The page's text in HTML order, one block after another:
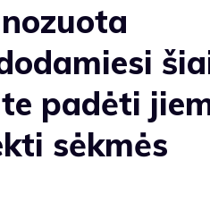
padėti
sėkmės